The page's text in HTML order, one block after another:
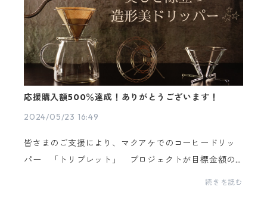
応援購入額500％達成！ありがとうございます！
2024/05/23 16:49
皆さまのご支援により、マクアケでのコーヒードリッ
パー 「トリプレット」 プロジェクトが目標金額の5
00％を超える応援購入額を達成しました。本当にあり
続きを読む